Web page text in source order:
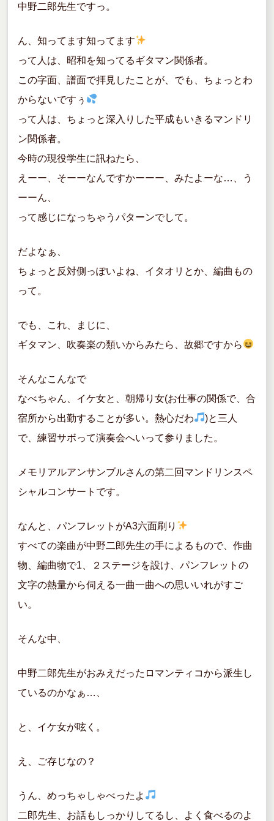
中野二郎先生ですっ。
ん、知ってます知ってます
って人は、昭和を知ってるギタマン関係者。
この字面、譜面で拝見したことが、でも、ちょっとわ
からないですぅ
って人は、ちょっと深入りした平成もいきるマンドリ
ン関係者。
今時の現役学生に訊ねたら、
えーー、そーーなんですかーーー、みたよーな…、う
ーーん、
って感じになっちゃうパターンでして。
だよなぁ、
ちょっと反対側っぽいよね、イタオリとか、編曲もの
って。
でも、これ、まじに、
ギタマン、吹奏楽の類いからみたら、故郷ですから
そんなこんなで
なべちゃん、イケ女と、朝帰り女(お仕事の関係で、合
宿所から出勤することが多い。熱心だわ
)と三人
で、練習サボって演奏会へいって参りました。
メモリアルアンサンブルさんの第二回マンドリンスペ
シャルコンサートです。
なんと、パンフレットがA3六面刷り
すべての楽曲が中野二郎先生の手によるもので、作曲
物、編曲物で1、２ステージを設け、パンフレットの
文字の熱量から伺える一曲一曲への思いいれがすご
い。
そんな中、
中野二郎先生がおみえだったロマンティコから派生し
ているのかなぁ…、
と、イケ女が呟く。
え、ご存じなの？
うん、めっちゃしゃべったよ
二郎先生、お話もしっかりしてるし、よく食べるのよ